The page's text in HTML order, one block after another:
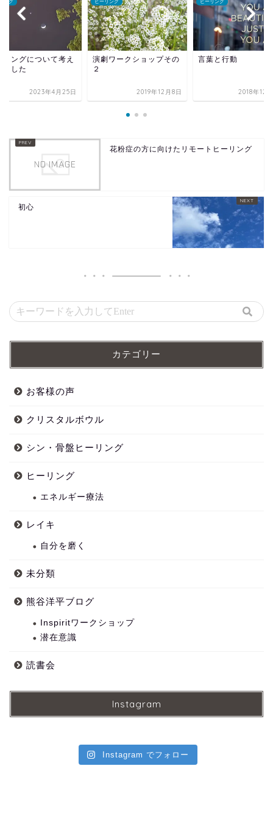
ング
リングについて考え
ました
2023年4月25日
ヒーリング
演劇ワークショップその
２
2019年12月8日
ヒーリング
言葉と行動
2018年12
花粉症の方に向けたリモートヒーリング
初心
カテゴリー
お客様の声
クリスタルボウル
シン・骨盤ヒーリング
ヒーリング
エネルギー療法
レイキ
自分を磨く
未分類
熊谷洋平ブログ
Inspiritワークショップ
潜在意識
読書会
Instagram
Instagram でフォロー